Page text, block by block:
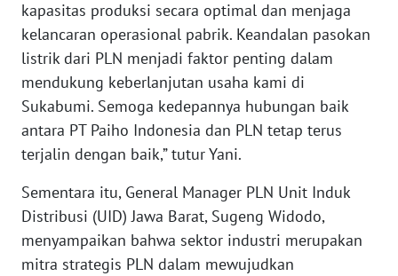
kapasitas produksi secara optimal dan menjaga
kelancaran operasional pabrik. Keandalan pasokan
listrik dari PLN menjadi faktor penting dalam
mendukung keberlanjutan usaha kami di
Sukabumi. Semoga kedepannya hubungan baik
antara PT Paiho Indonesia dan PLN tetap terus
terjalin dengan baik,” tutur Yani.
Sementara itu, General Manager PLN Unit Induk
Distribusi (UID) Jawa Barat, Sugeng Widodo,
menyampaikan bahwa sektor industri merupakan
mitra strategis PLN dalam mewujudkan
WN
JOGJA
WN
JATIM
WN
BALI
WN